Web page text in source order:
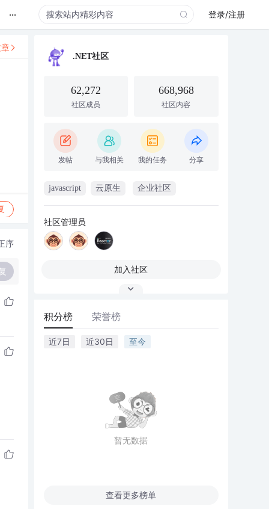
... 登录/注册
序
.NET社区
62,272
社区成员
668,968
社区内容
发帖 与我相关 我的任务 分享
javascript 云原生 企业社区
社区管理员
加入社区
积分榜 荣誉榜
近7日 近30日 至今
暂无数据
查看更多榜单